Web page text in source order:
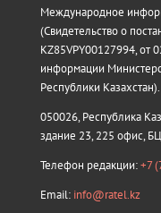
Международное
(Свидетельство о
KZ85VPY00127994, от
информации
Республики Казахстан).
050026, Республика
здание 23, 225 офис,
Телефон редакции:+7
Email: info@ratel.kz